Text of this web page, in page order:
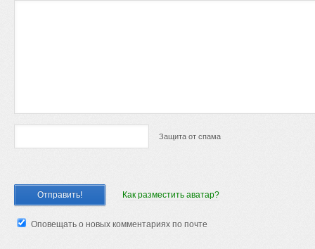
Защита от спама
Как разместить аватар?
Оповещать о новых комментариях по почте